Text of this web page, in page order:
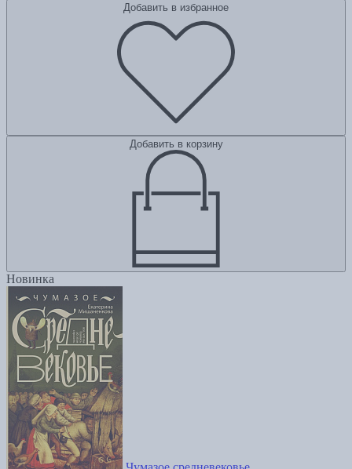
Добавить в избранное
Добавить в корзину
Новинка